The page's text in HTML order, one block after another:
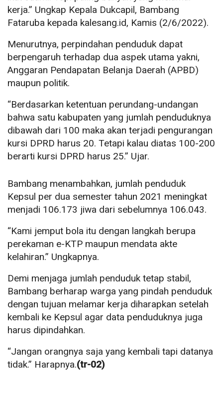
kerja.” Ungkap Kepala Dukcapil, Bambang
Fataruba kepada kalesang.id, Kamis (2/6/2022).
Menurutnya, perpindahan penduduk dapat
berpengaruh terhadap dua aspek utama yakni,
Anggaran Pendapatan Belanja Daerah (APBD)
maupun politik.
“Berdasarkan ketentuan perundang-undangan
bahwa satu kabupaten yang jumlah penduduknya
dibawah dari 100 maka akan terjadi pengurangan
kursi DPRD harus 20. Tetapi kalau diatas 100-200
berarti kursi DPRD harus 25.” Ujar.
Bambang menambahkan, jumlah penduduk
Kepsul per dua semester tahun 2021 meningkat
menjadi 106.173 jiwa dari sebelumnya 106.043.
“Kami jemput bola itu dengan langkah berupa
perekaman e-KTP maupun mendata akte
kelahiran.” Ungkapnya.
Demi menjaga jumlah penduduk tetap stabil,
Bambang berharap warga yang pindah penduduk
dengan tujuan melamar kerja diharapkan setelah
kembali ke Kepsul agar data penduduknya juga
harus dipindahkan.
“Jangan orangnya saja yang kembali tapi datanya
tidak.” Harapnya.(tr-02)